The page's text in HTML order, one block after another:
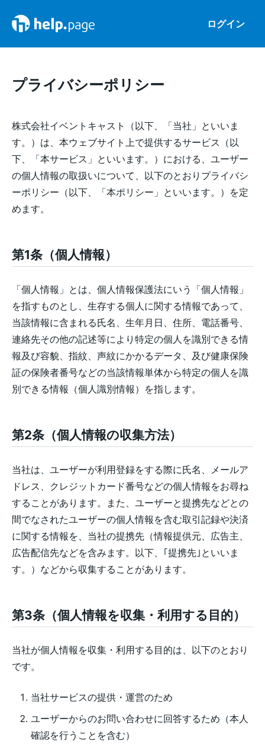
ログイン
プライバシーポリシー
株式会社イベントキャスト（以下、「当社」といいま
す。）は、本ウェブサイト上で提供するサービス（以
下、「本サービス」といいます。）における、ユーザー
の個人情報の取扱いについて、以下のとおりプライバシ
ーポリシー（以下、「本ポリシー」といいます。）を定
めます。
第1条（個人情報）
「個人情報」とは、個人情報保護法にいう「個人情報」
を指すものとし、生存する個人に関する情報であって、
当該情報に含まれる氏名、生年月日、住所、電話番号、
連絡先その他の記述等により特定の個人を識別できる情
報及び容貌、指紋、声紋にかかるデータ、及び健康保険
証の保険者番号などの当該情報単体から特定の個人を識
別できる情報（個人識別情報）を指します。
第2条（個人情報の収集方法）
当社は、ユーザーが利用登録をする際に氏名、メールア
ドレス、クレジットカード番号などの個人情報をお尋ね
することがあります。また、ユーザーと提携先などとの
間でなされたユーザーの個人情報を含む取引記録や決済
に関する情報を、当社の提携先（情報提供元、広告主、
広告配信先などを含みます。以下、｢提携先｣といいま
す。）などから収集することがあります。
第3条（個人情報を収集・利用する目的）
当社が個人情報を収集・利用する目的は、以下のとおり
です。
当社サービスの提供・運営のため
ユーザーからのお問い合わせに回答するため（本人
確認を行うことを含む）